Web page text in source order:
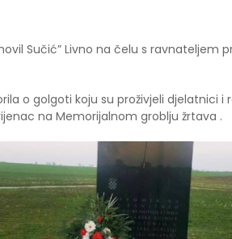
Sučić” Livno na čelu s ravnateljem
o golgoti koju su proživjeli djelatnici i
na Memorijalnom groblju žrtava .